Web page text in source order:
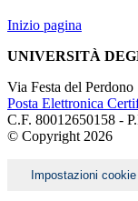
Inizio pagina
UNIVERSITÀ
Via Festa del
Posta Elettronica
C.F. 80012650158 -
© Copyright 2026
Impostazioni cookie